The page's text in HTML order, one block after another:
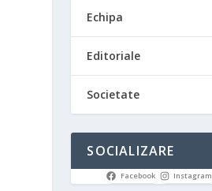
Echipa
Editoriale
Societate
SOCIALIZARE
Facebook Instagram